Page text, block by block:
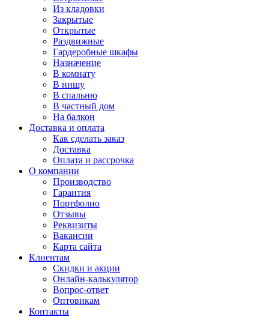
Из кладовки
Закрытые
Открытые
Раздвижные
Гардеробные шкафы
Назначение
В комнату
В нишу
В спальню
В частный дом
На балкон
Доставка и оплата
Как сделать заказ
Доставка
Оплата и рассрочка
О компании
Производство
Гарантия
Портфолио
Отзывы
Реквизиты
Вакансии
Карта сайта
Клиентам
Скидки и акции
Онлайн-калькулятор
Вопрос-ответ
Оптовикам
Контакты